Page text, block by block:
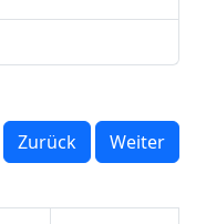
Zurück Weiter